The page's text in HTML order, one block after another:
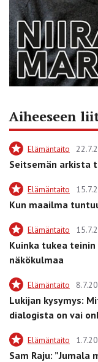
Aiheeseen
Elämäntaito
Seitsemän arkista
Elämäntaito
Kun maailma
Elämäntaito
Kuinka tukea
näkökulmaa
Elämäntaito
Lukijan kysymys:
dialogista on vai
Elämäntaito
Sam Raju: